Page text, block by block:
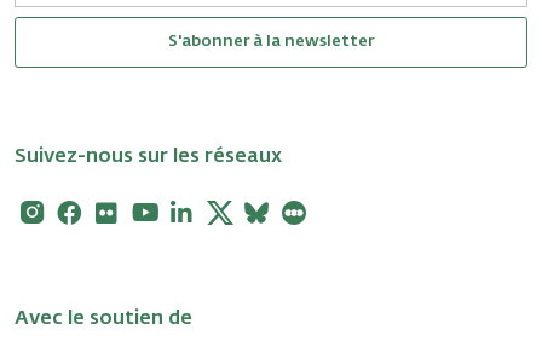
S'abonner à la newsletter
Suivez-nous sur les réseaux
Instagram
Facebook
FlickrYoutubeLinkedin
X Bluesky
Avec le soutien de